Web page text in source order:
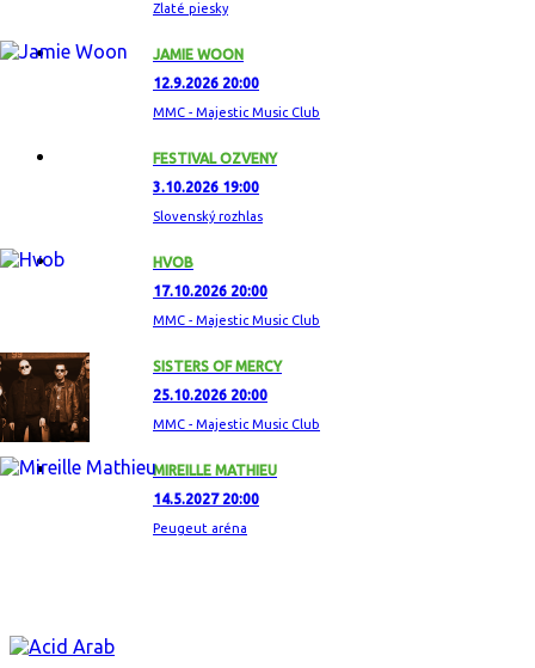
Zlaté piesky
JAMIE WOON
12.9.2026 20:00
MMC - Majestic Music Club
FESTIVAL OZVENY
3.10.2026 19:00
Slovenský rozhlas
HVOB
17.10.2026 20:00
MMC - Majestic Music Club
SISTERS OF MERCY
25.10.2026 20:00
MMC - Majestic Music Club
MIREILLE MATHIEU
14.5.2027 20:00
Peugeut aréna